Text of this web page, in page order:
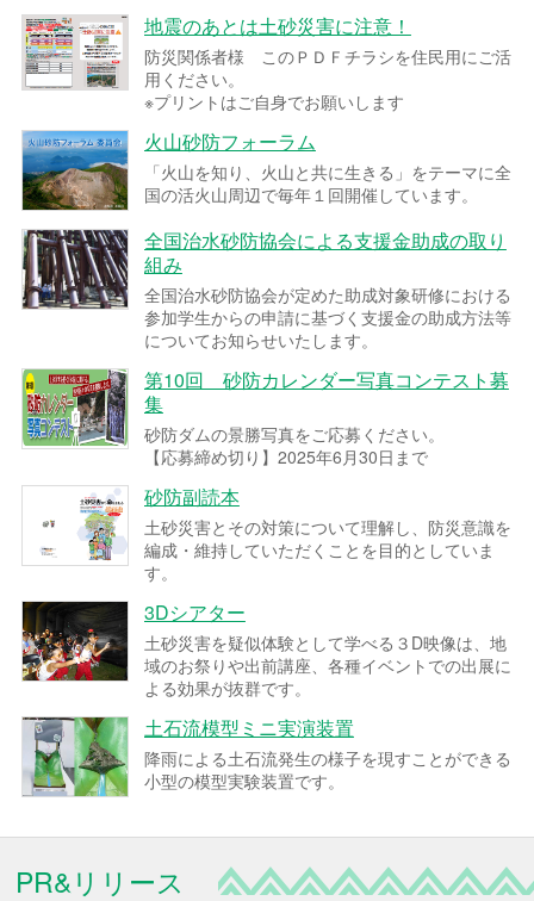
地震のあとは土砂災害に注意！
防災関係者様 このＰＤＦチラシを住民用にご活
用ください。
※プリントはご自身でお願いします
火山砂防フォーラム
「火山を知り、火山と共に生きる」をテーマに全
国の活火山周辺で毎年１回開催しています。
全国治水砂防協会による支援金助成の取り
組み
全国治水砂防協会が定めた助成対象研修における
参加学生からの申請に基づく支援金の助成方法等
についてお知らせいたします。
第10回 砂防カレンダー写真コンテスト募
集
砂防ダムの景勝写真をご応募ください。
【応募締め切り】2025年6月30日まで
砂防副読本
土砂災害とその対策について理解し、防災意識を
編成・維持していただくことを目的としていま
す。
3Dシアター
土砂災害を疑似体験として学べる３D映像は、地
域のお祭りや出前講座、各種イベントでの出展に
よる効果が抜群です。
土石流模型ミニ実演装置
降雨による土石流発生の様子を現すことができる
小型の模型実験装置です。
PR&リリース